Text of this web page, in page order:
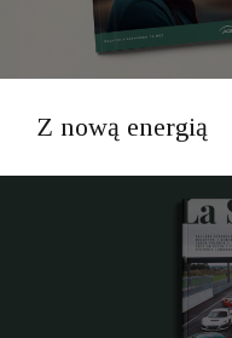
Z nową energią